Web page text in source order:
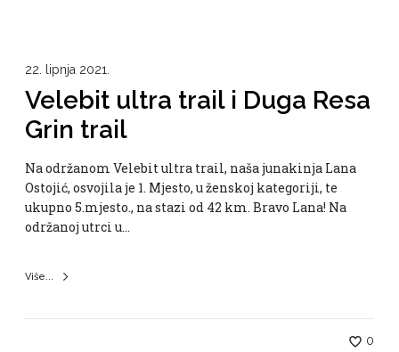
22. lipnja 2021.
Velebit ultra trail i Duga Resa
Grin trail
Na održanom Velebit ultra trail, naša junakinja Lana
Ostojić, osvojila je 1. Mjesto, u ženskoj kategoriji, te
ukupno 5.mjesto., na stazi od 42 km. Bravo Lana! Na
održanoj utrci u…
Više...
0